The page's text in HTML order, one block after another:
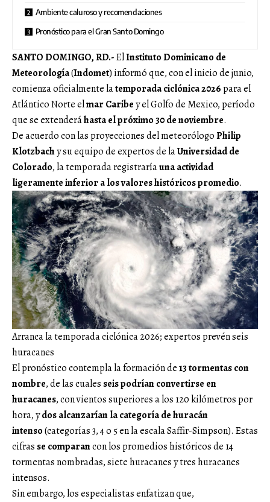
Ambiente caluroso y recomendaciones
Pronóstico para el Gran Santo Domingo
SANTO DOMINGO, RD.-ElInstituto Dominicano de
Meteorología(Indomet) informó que, con el inicio de junio,
comienza oficialmente latemporada ciclónica 2026para el
Atlántico Norte elmar Caribey el Golfo de Mexico, período
que se extenderáhasta el próximo 30 de noviembre.
De acuerdo con las proyecciones del meteorólogoPhilip
Klotzbachy su equipo de expertos de laUniversidad de
Colorado, la temporada registraríauna actividad
ligeramente inferior a los valores históricos promedio.
Arranca la temporada ciclónica 2026; expertos prevén seis
huracanes
El pronóstico contempla la formación de13 tormentas con
nombre, de las cuales seis podrían convertirse en
huracanes, con vientos superiores a los 120 kilómetros por
hora, ydos alcanzarían la categoría de huracán
intenso(categorías 3, 4 o 5 en la escala Saffir-Simpson). Estas
cifras se comparancon los promedios históricos de 14
tormentas nombradas, siete huracanes y tres huracanes
intensos.
Sin embargo, los especialistas enfatizan que,